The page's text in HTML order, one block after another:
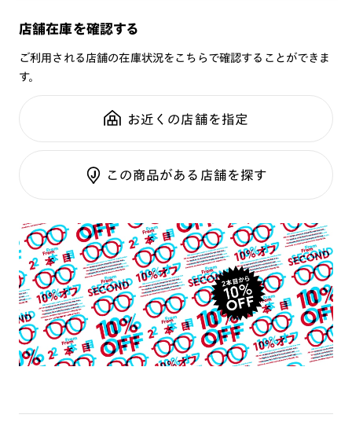
雑貨のようにカラフルなスリーブを装着した、耐久性も兼ね備
える紙製メガネケースが付属します。
[商品仕様]
度数：+1.50
素材：軽量素材
ブルーライトカット率：25%
※EN ISO12312-1:2022に基づく、レンズの中心肉厚
2.0mm、屈折率1.60の数値
‐注意事項‐
※レンズ交換不可
※フレーム保証対象外
‐使用上の注意‐
・この眼鏡は手元の文字などを見やすくする為の、視力補正用
眼鏡(老眼鏡)です。運転時や歩行時は必ず外して下さい。
・レンズの見え方に慣れるまで長時間の使用は避けて下さい。
・通常使用での有害な紫外線を防ぐことはできますが、溶接な
品番： FRD-23S-011
サイズ： 45□22-151○40
重さ：
スタイル： ラウンド
シリーズ：
性別：
鼻パッド： クリングスタイプ
テンプル：サスティナブル素材
店舗在庫を確認する
ご利用される店舗の在庫状況をこちらで確認することができま
す。
お近くの店舗を指定
この商品がある店舗を探す